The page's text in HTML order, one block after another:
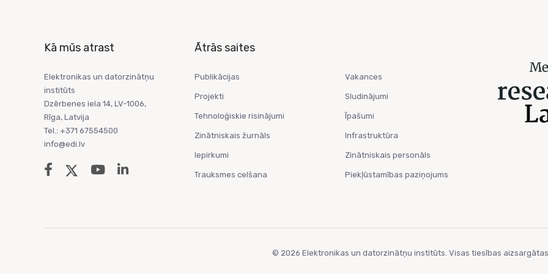
Kā mūs atrast
Elektronikas un datorzinātņu
institūts
Dzērbenes iela 14, LV-1006,
Rīga, Latvija
Tel.: +371 67554500
info@edi.lv
Ātrās saites
Publikācijas
Projekti
Tehnoloģiskie risinājumi
Zinātniskais žurnāls
Iepirkumi
Trauksmes celšana
Vakances
Sludinājumi
Īpašumi
Infrastruktūra
Zinātniskais personāls
Piekļūstamības paziņojums
© 2026 Elektronikas un datorzinātņu institūts. Visas tiesības